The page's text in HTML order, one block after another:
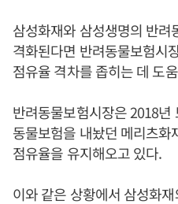
삼성화재와 삼성생명의 반
격화된다면 반려동물보험시
점유율 격차를 좁히는 데 도
반려동물보험시장은 2018년
동물보험을 내놨던 메리츠
점유율을 유지해오고 있다.
이와 같은 상황에서 삼성화